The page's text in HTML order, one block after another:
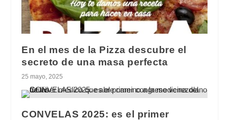
En el mes de la Pizza descubre el
secreto de una masa perfecta
25 mayo, 2025
CONVELAS 2025: es el primer